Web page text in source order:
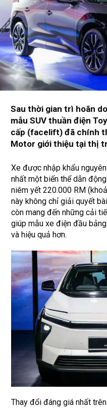
Sau thời gian trì hoãn
mẫu SUV thuần điện
cấp (facelift) đã chính
Motor giới thiệu tại thị
Xe được nhập khẩu
nhất một biến thể dẫn
niêm yết 220.000 RM
này không chỉ giải quyết
còn mang đến những cải
giúp mẫu xe điện đầu
và hiệu quả hơn.
Thay đổi đáng giá nhất